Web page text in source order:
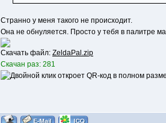
Странно у меня такого не происходит.
Она не обнуляется. Просто у тебя в палитре
Скачать файл: ZeldaPal.zip
Скачан раз: 281